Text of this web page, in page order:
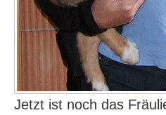
Jetzt ist noch das